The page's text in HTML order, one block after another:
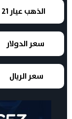
الذهب عيار 21
سعر الدولار
سعر الريال